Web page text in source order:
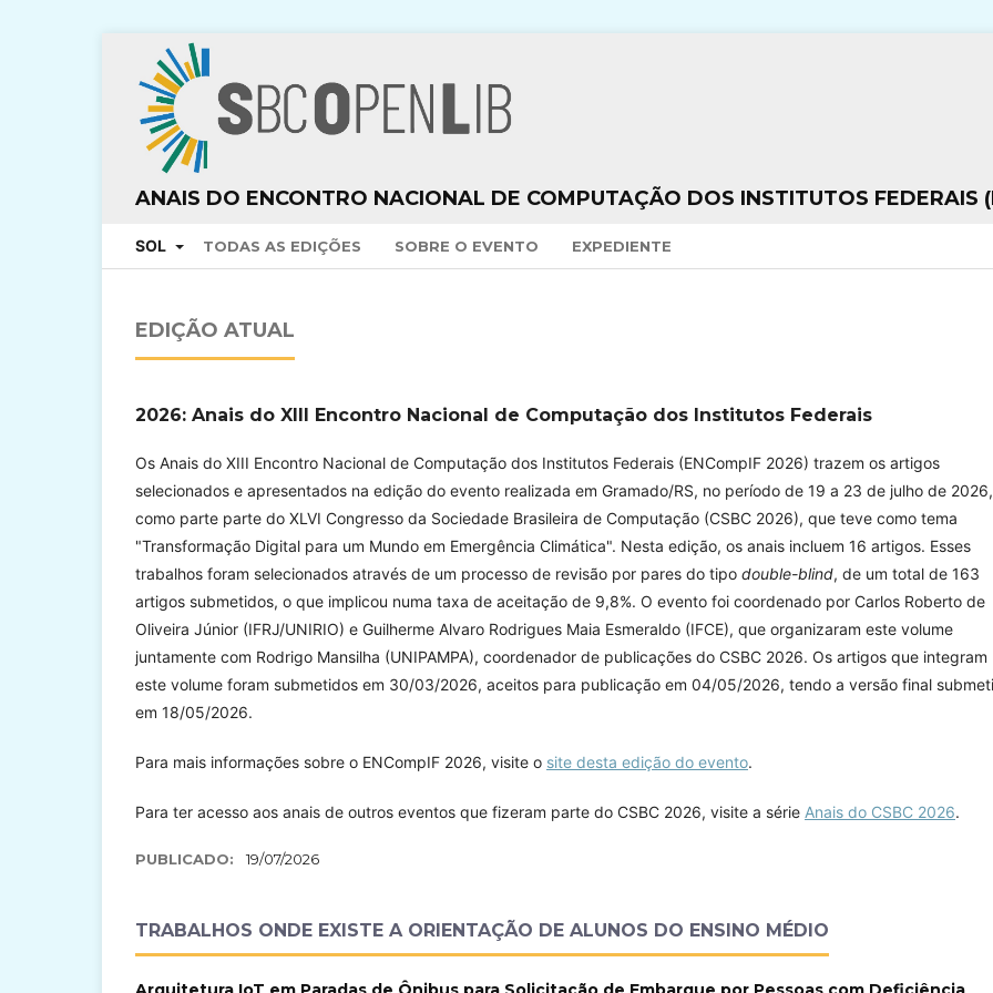
ANAIS DO ENCONTRO NACIONAL DE COMPUTAÇÃO DOS INSTITUTOS FEDERAIS
SOL TODAS AS EDIÇÕES SOBRE O EVENTO EXPEDIENTE
EDIÇÃO ATUAL
2026: Anais do XIII Encontro Nacional de Computação dos Institutos Federais
Os Anais do XIII Encontro Nacional de Computação dos Institutos Federais (ENCompIF 2026) trazem os artigos
selecionados e apresentados na edição do evento realizada em Gramado/RS, no período de 19 a 23 de julho de 2026,
como parte parte do XLVI Congresso da Sociedade Brasileira de Computação (CSBC 2026), que teve como tema
"Transformação Digital para um Mundo em Emergência Climática". Nesta edição, os anais incluem 16 artigos. Esses
trabalhos foram selecionados através de um processo de revisão por pares do tipo double-blind, de um total de 163
artigos submetidos, o que implicou numa taxa de aceitação de 9,8%. O evento foi coordenado por Carlos Roberto de
Oliveira Júnior (IFRJ/UNIRIO) e Guilherme Alvaro Rodrigues Maia Esmeraldo (IFCE), que organizaram este volume
juntamente com Rodrigo Mansilha (UNIPAMPA), coordenador de publicações do CSBC 2026. Os artigos que integram
este volume foram submetidos em 30/03/2026, aceitos para publicação em 04/05/2026, tendo a versão final
em 18/05/2026.
Para mais informações sobre o ENCompIF 2026, visite o site desta edição do evento.
Para ter acesso aos anais de outros eventos que fizeram parte do CSBC 2026, visite a série Anais do CSBC 2026.
PUBLICADO: 19/07/2026
TRABALHOS ONDE EXISTE A ORIENTAÇÃO DE ALUNOS DO ENSINO MÉDIO